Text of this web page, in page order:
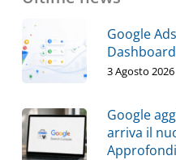
Google
3 Agosto 2026
Google
arriva il